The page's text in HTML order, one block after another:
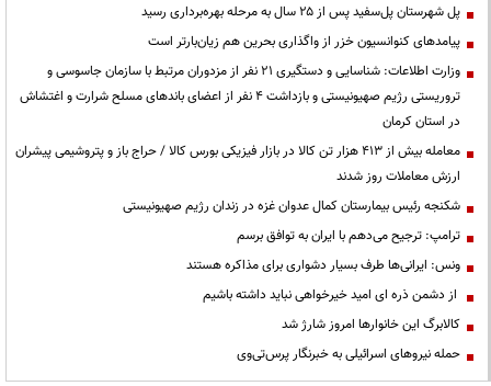
پل شهرستان پل‌سفید پس از ۲۵ سال به مرحله بهره‌برداری رسید
پیامدهای کنوانسیون خزر از واگذاری بحرین هم زیان‌بارتر است
وزارت اطلاعات: شناسایی و دستگیری ۲۱ نفر از مزدوران مرتبط با سازمان جاسوسی و
تروریستی رژیم صهیونیستی و بازداشت ۴ نفر از اعضای باندهای مسلح شرارت و اغتشاش
در استان کرمان
معامله بیش از ۴۱۳ هزار تن کالا در بازار فیزیکی بورس کالا / حراج باز و پتروشیمی پیشران
ارزش معاملات روز شدند
شکنجه رئیس بیمارستان کمال عدوان غزه در زندان رژیم صهیونیستی
ترامپ: ترجیح می‌دهم با ایران به توافق برسم
ونس: ایرانی‌ها طرف بسیار دشواری برای مذاکره هستند
از دشمن ذره ای امید خیرخواهی نباید داشته باشیم
کالابرگ این خانوارها امروز شارژ شد
حمله نیروهای اسرائیلی به خبرنگار پرس‌تی‌وی